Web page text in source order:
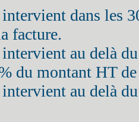
dans les
facture.
au delà
du montant HT
au delà